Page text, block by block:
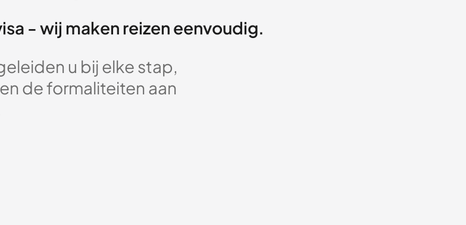
- wij maken reizen eenvoudig.
u bij elke stap,
de formaliteiten aan